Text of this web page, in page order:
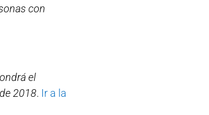
con
el
2018. Ir a la